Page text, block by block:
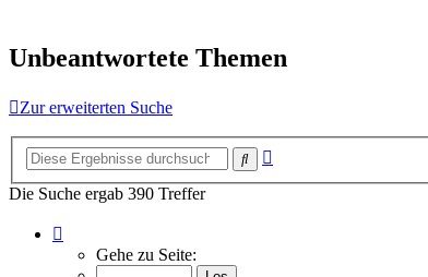
Unbeantwortete Themen
Zur erweiterten Suche
Suche
Die Suche ergab 390 Treffer
von
Gehe zu Seite: